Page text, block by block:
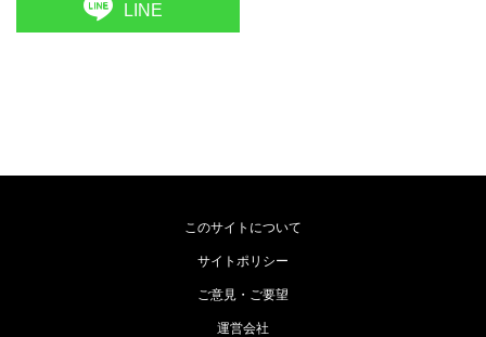
LINE
このサイトについて
サイトポリシー
ご意見・ご要望
運営会社